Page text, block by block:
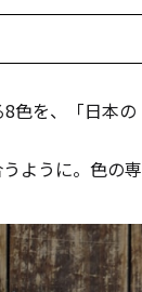
色を、「日本の
ように。色の専